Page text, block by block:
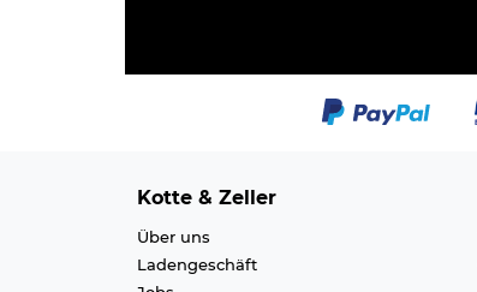
Kotte & Zeller
Über uns
Ladengeschäft